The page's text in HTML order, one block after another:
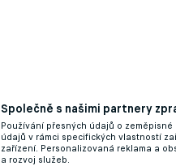
Společně s našimi partnery
Používání přesných údajů o
údajů v rámci specifických vlastností
zařízení. Personalizovaná reklama a
a rozvoj služeb.